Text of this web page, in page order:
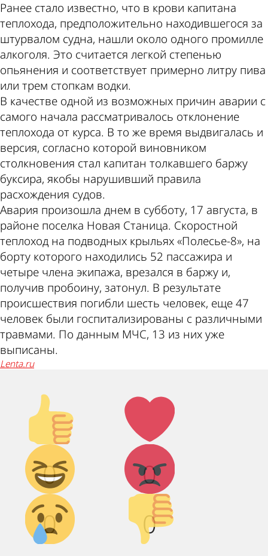
Ранее стало известно, что в крови капитана
теплохода, предположительно находившегося за
штурвалом судна, нашли около одного промилле
алкоголя. Это считается легкой степенью
опьянения и соответствует примерно литру пива
или трем стопкам водки.
В качестве одной из возможных причин аварии с
самого начала рассматривалось отклонение
теплохода от курса. В то же время выдвигалась и
версия, согласно которой виновником
столкновения стал капитан толкавшего баржу
буксира, якобы нарушивший правила
расхождения судов.
Авария произошла днем в субботу, 17 августа, в
районе поселка Новая Станица. Скоростной
теплоход на подводных крыльях «Полесье-8», на
борту которого находились 52 пассажира и
четыре члена экипажа, врезался в баржу и,
получив пробоину, затонул. В результате
происшествия погибли шесть человек, еще 47
человек были госпитализированы с различными
травмами. По данным МЧС, 13 из них уже
выписаны.
lenta.ru
Палец
вверх!
0
Лайк!
0
Дикий
смех!
0
Агрессия!
0
Грусть :(
Палец
вниз!